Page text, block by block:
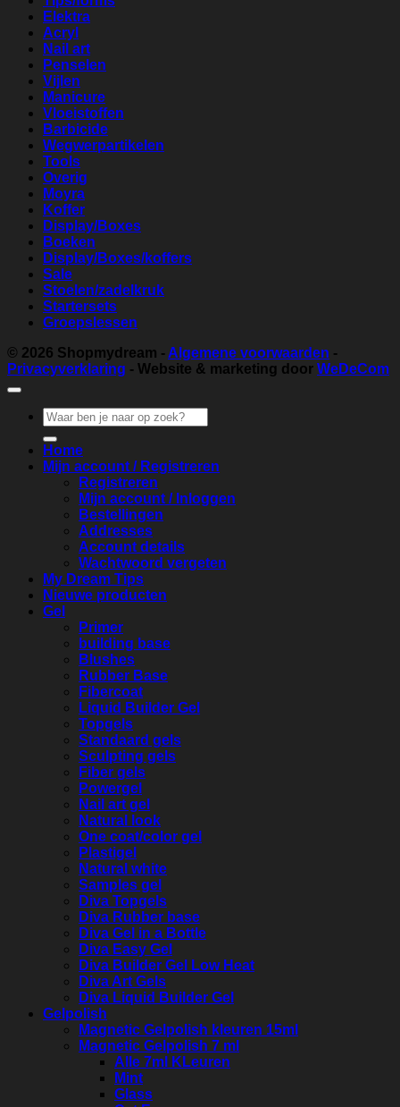
Elektra
Acryl
Nail art
Penselen
Vijlen
Manicure
Vloeistoffen
Barbicide
Wegwerpartikelen
Tools
Overig
Moyra
Koffer
Display/Boxes
Boeken
Display/Boxes/koffers
Sale
Stoelen/zadelkruk
Startersets
Groepslessen
© 2026 Shopmydream - Algemene voorwaarden -
Privacyverklaring - Website & marketing door WeDeCom
Zoeken
naar:
Home
Mijn account / Registreren
Registreren
Mijn account / Inloggen
Bestellingen
Addresses
Account details
Wachtwoord vergeten
My Dream Tips
Nieuwe producten
Gel
Primer
building base
Blushes
Rubber Base
Fibercoat
Liquid Builder Gel
Topgels
Standaard gels
Sculpting gels
Fiber gels
Powergel
Nail art gel
Natural look
One coat/color gel
Plastigel
Natural white
Samples gel
Diva Topgels
Diva Rubber base
Diva Gel in a Bottle
Diva Easy Gel
Diva Builder Gel Low Heat
Diva Art Gels
Diva Liquid Builder Gel
Gelpolish
Magnetic Gelpolish kleuren 15ml
Magnetic Gelpolish 7 ml
Alle 7ml KLeuren
Mint
Glass